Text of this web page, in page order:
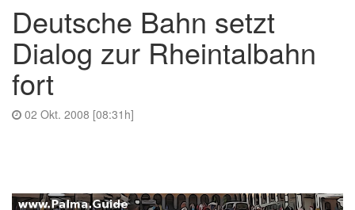
Deutsche Bahn setzt
Dialog zur Rheintalbahn
fort
02 Okt. 2008 [08:31h]